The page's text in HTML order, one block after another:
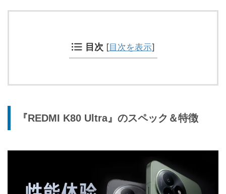
目次 [目次を表示]
『REDMI K80 Ultra』のスペック＆特徴